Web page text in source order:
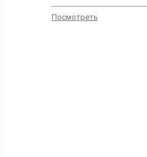
Посмотреть